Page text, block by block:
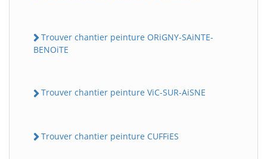
Trouver chantier peinture ORiGNY-SAiNTE-
BENOiTE
Trouver chantier peinture ViC-SUR-AiSNE
Trouver chantier peinture CUFFiES